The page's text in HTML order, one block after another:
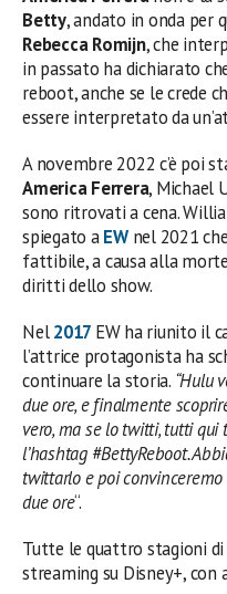
Betty, andato in onda per
Rebecca Romijn, che
in passato ha dichiarato
reboot, anche se le crede
essere interpretato da
A novembre 2022 c’è poi
America Ferrera, Michael
sono ritrovati a cena.
spiegato aEW nel 2021
fattibile, a causa alla
diritti dello show.
Nel2017 EW ha riunito il
l’attrice protagonista ha
continuare la storia. “Hulu
due ore, e finalmente
vero, ma se lo twitti, tutti
l’hashtag #BettyReboot.
twittarlo e poi
due ore“.
Tutte le quattro stagioni di
streaming su Disney+,